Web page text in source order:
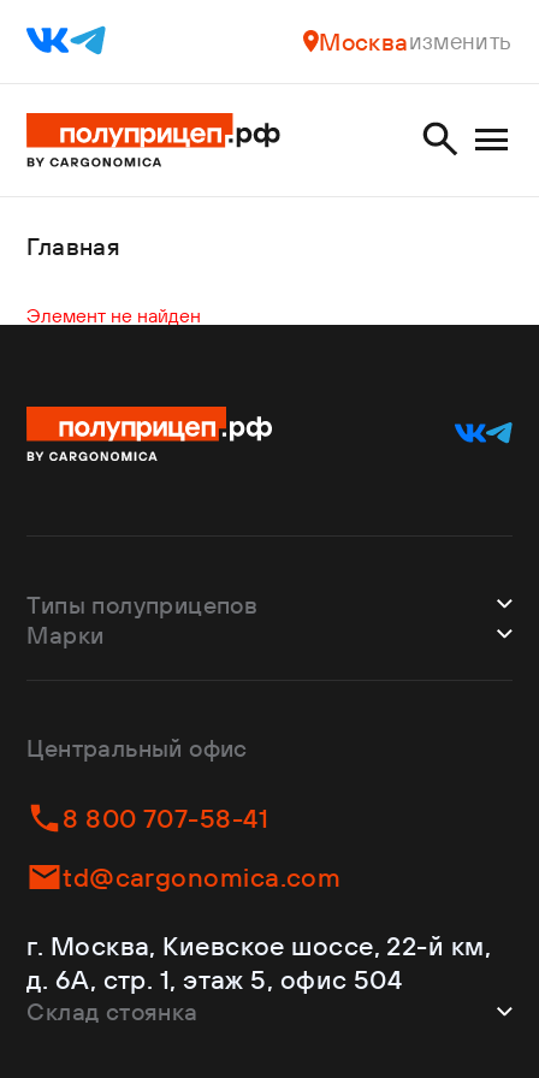
Москваизменить
Главная
Элемент не найден
Типы полуприцепов
Шторные
Изотермы
Контейнеровозы
Самосвалы
Ломовозы
С кониками
Рефрижераторы
Марки
Dongfeng
Helfimmer
JAC
Kassbohrer
Krone
Mercedes-Benz
Schmitz Cargobull
Shacman
Центральный офис
8 800 707-58-41
td@cargonomica.com
г. Москва, Киевское шоссе, 22-й км,
д. 6А, стр. 1, этаж 5, офис 504
Склад стоянка